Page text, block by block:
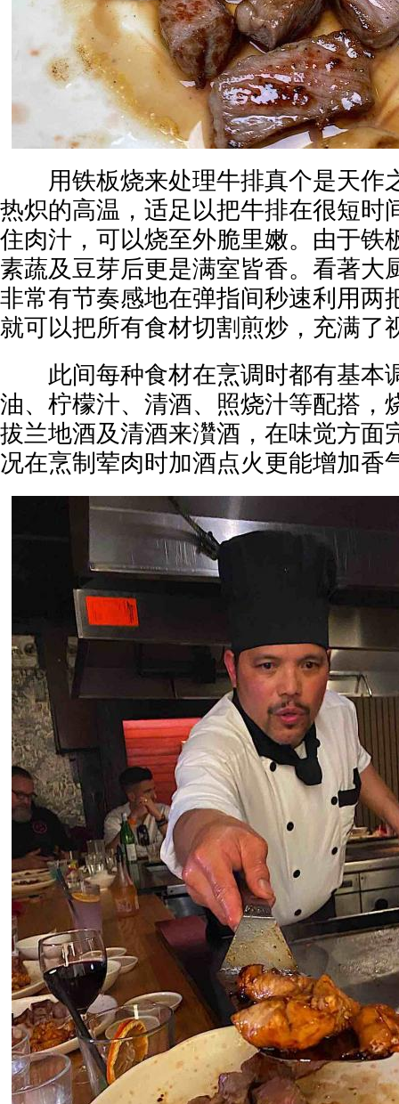
用铁板烧来处理牛排真个是天作
热炽的高温，适足以把牛排在很短时
住肉汁，可以烧至外脆里嫩。由于铁
素蔬及豆芽后更是满室皆香。看著大
非常有节奏感地在弹指间秒速利用两
就可以把所有食材切割煎炒，充满了
此间每种食材在烹调时都有基本
油、柠檬汁、清酒、照烧汁等配搭，
拔兰地酒及清酒来灒酒，在味觉方面
况在烹制荤肉时加酒点火更能增加香